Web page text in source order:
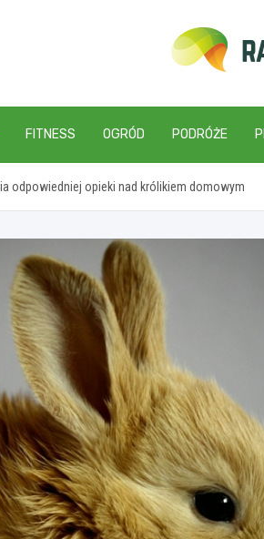
FITNESS OGRÓD PODRÓŻE
odpowiedniej opieki nad królikiem domowym